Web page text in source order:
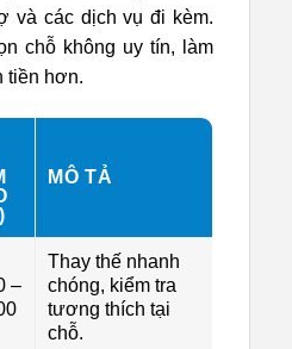
và các dịch vụ đi kèm.
chỗ không uy tín, làm
tiền hơn.
MÔ TẢ
–
Thay thế nhanh
chóng, kiểm tra
tương thích tại
chỗ.